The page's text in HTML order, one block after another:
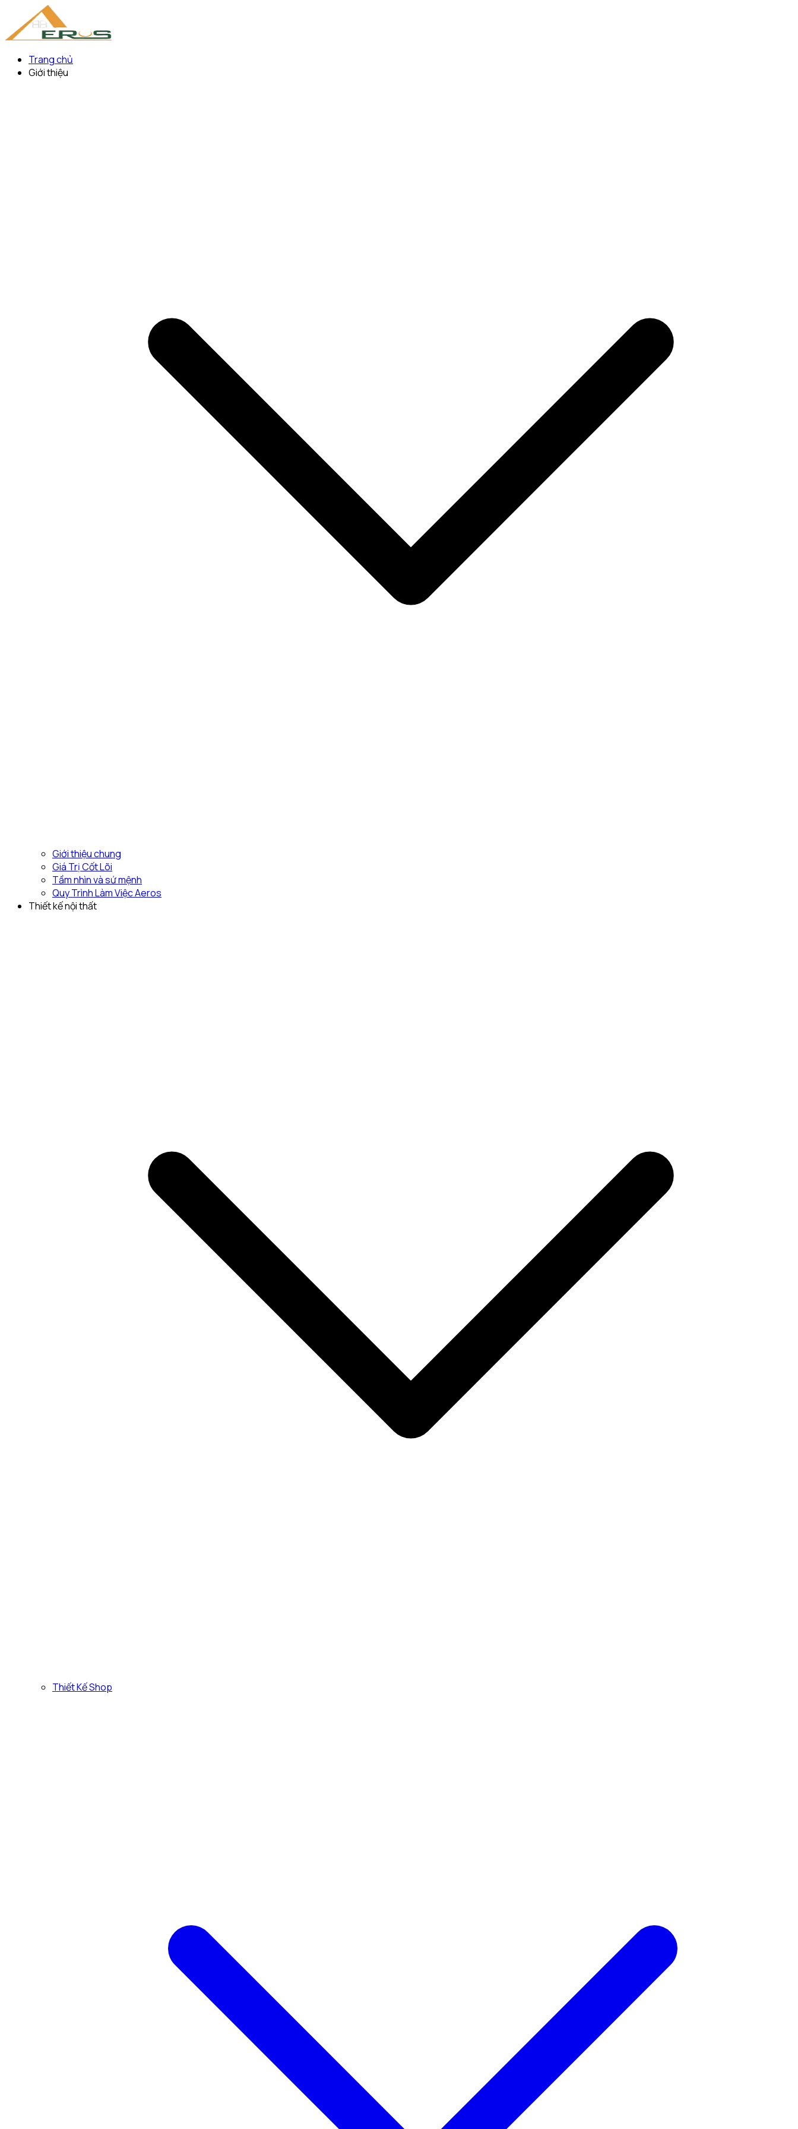
Trang chủ
Giới thiệu
Giới thiệu chung
Giá Trị Cốt Lõi
Tầm nhìn và sứ mệnh
Quy Trình Làm Việc Aeros
Thiết kế nội thất
Thiết Kế Shop